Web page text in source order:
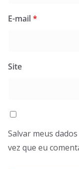
E-mail*
Site
Salvar meus
vez que eu